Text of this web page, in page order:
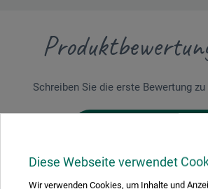
Diese Webseite verwendet
Wir verwenden Cookies, um Inhalte und
Schreiben Sie die erste Bewertung